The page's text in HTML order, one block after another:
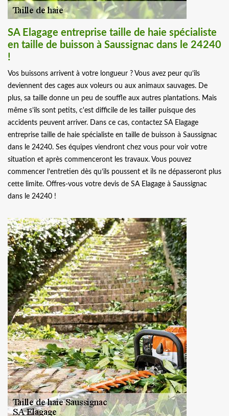
SA Elagage entreprise taille de haie spécialiste
en taille de buisson à Saussignac dans le 24240
!
Vos buissons arrivent à votre longueur ? Vous avez peur qu’ils
deviennent des cages aux voleurs ou aux animaux sauvages. De
plus, sa taille donne un peu de souffle aux autres plantations. Mais
même s’ils sont petits, c'est difficile de les tailler puisque des
accidents peuvent arriver. Dans ce cas, contactez SA Elagage
entreprise taille de haie spécialiste en taille de buisson à Saussignac
dans le 24240. Ses équipes viendront chez vous pour voir votre
situation et après commenceront les travaux. Vous pouvez
commencer l’entretien dès qu’ils poussent et ils ne dépasseront plus
cette limite. Offres-vous votre devis de SA Elagage à Saussignac
dans le 24240 !